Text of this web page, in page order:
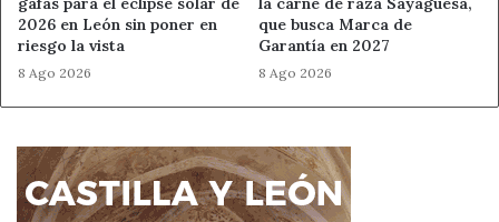
importancia de esta Feria en el calendario ferial del
noroeste español y del sector agrario y agroalimentario.
Ahora León Feria Multisectorial
Noticias de León
Santa María del Páramo
2026 en León sin poner en
riesgo la vista
8 Ago 2026
que busca Marca de
Garantía en 2027
8 Ago 2026